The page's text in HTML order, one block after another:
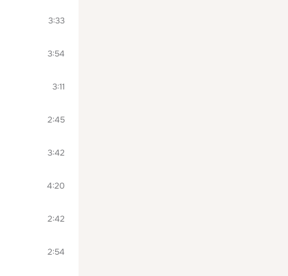
3:33
3:54
3:11
2:45
3:42
4:20
2:42
2:54